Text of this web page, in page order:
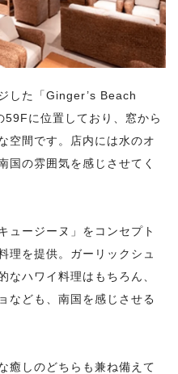
した「Ginger’s Beach
に位置しており、窓から
空間です。店内には水のオ
国の雰囲気を感じさせてく
ュージーヌ」をコンセプト
理を提供。ガーリックシュ
なハワイ料理はもちろん、
なども、南国を感じさせる
癒しのどちらも兼ね備えて